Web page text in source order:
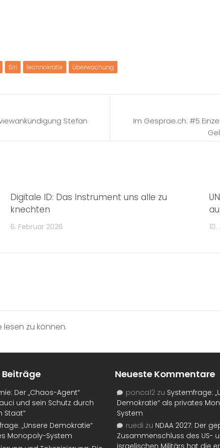
Siri technokratie überwachung
Im Gesprae.ch: #5
Stefan
Digitale ID: Das Instrument uns alle zu
knechten
6. Februar 2026
zu können.
Beiträge
Der „Chaos-Agent“
und sein Schutz durch
Staat“
„Unsere Demokratie“
Monopoly-System
Neueste Kommentare
ponca12 zu Systemfrage:
Demokratie“ als privates
System
ruedi zu NDAA 2027: Der
Zusammenschluss des US-